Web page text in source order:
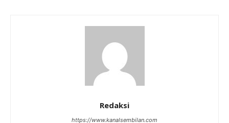
Redaksi
https://www.kanalsembilan.com